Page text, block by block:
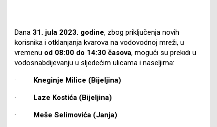
Dana 31. jula 2023. godine, zbog priključenja novih
korisnika i otklanjanja kvarova na vodovodnoj mreži, u
vremenu od 08:00 do 14:30 časova, mogući su prekidi u
vodosnabdijevanju u sljedećim ulicama i naseljima:
· Kneginje Milice (Bijeljina)
· Laze Kostića (Bijeljina)
· Meše Selimovića (Janja)